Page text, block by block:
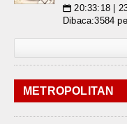
📅 20:33:18 |
Dibaca:3584
METROPOLITAN